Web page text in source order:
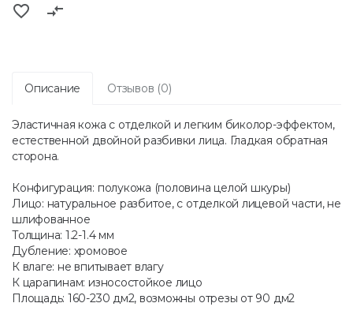
favorite_border compare_arrows
Описание Отзывов (0)
Эластичная кожа с отделкой и легким биколор-эффектом,
естественной двойной разбивки лица. Гладкая обратная
сторона.
Конфигурация: полукожа (половина целой шкуры)
Лицо: натуральное разбитое, с отделкой лицевой части, не
шлифованное
Толщина: 1.2-1.4 мм
Дубление: хромовое
К влаге: не впитывает влагу
К царапинам: износостойкое лицо
Площадь: 160-230 дм2, возможны отрезы от 90 дм2